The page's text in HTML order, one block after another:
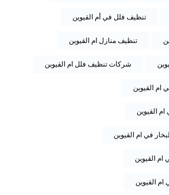
تنظيف فلل في أم القيوين
تنظيف منازل ام القيوين
شركات تنظيف فلل ام القيوين
القيوين
القيوين
في ام القيوين
القيوين
القيوين